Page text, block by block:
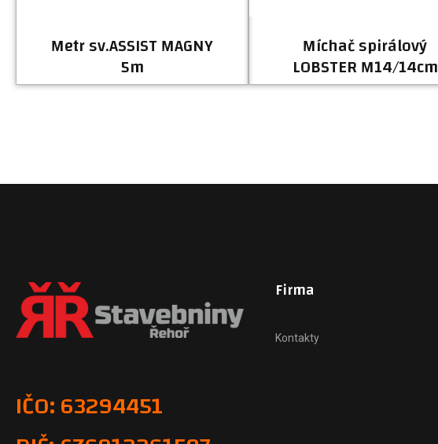
Metr sv.ASSIST MAGNY
5m
Míchač spirálový
LOBSTER M14/14cm
IČO: 63294451
Firma
Kontakty